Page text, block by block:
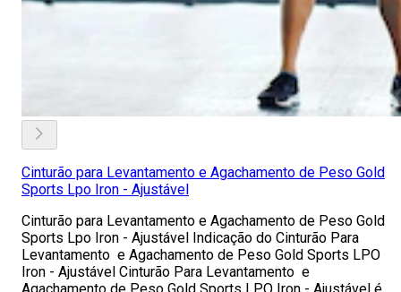
Cinturão para Levantamento e Agachamento de Peso Gold
Sports Lpo Iron - Ajustável
Cinturão para Levantamento e Agachamento de Peso Gold
Sports Lpo Iron - Ajustável Indicação do Cinturão Para
Levantamento e Agachamento de Peso Gold Sports LPO
Iron - Ajustável Cinturão Para Levantamento e